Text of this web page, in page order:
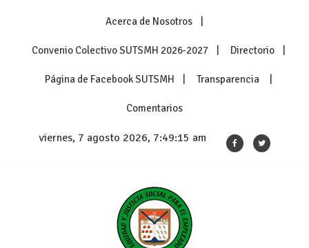
Acerca de Nosotros
Convenio Colectivo SUTSMH 2026-2027 Directorio
Página de Facebook SUTSMH Transparencia
Comentarios
viernes, 7 agosto 2026, 7:49:17 am